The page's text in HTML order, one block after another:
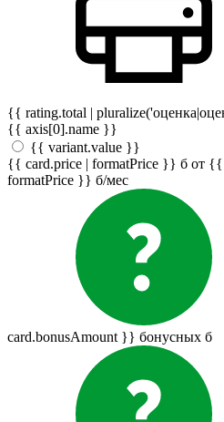
{{ rating.total |
{{ axis[0].name }}
{{ variant.value }}
{{ card.price | formatPrice }} б от {{
formatPrice }} б/мес
card.bonusAmount }} бонусных б